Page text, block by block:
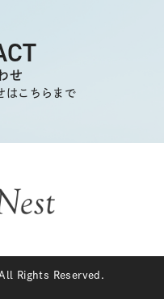
せ
はこちらまで
Rights Reserved.